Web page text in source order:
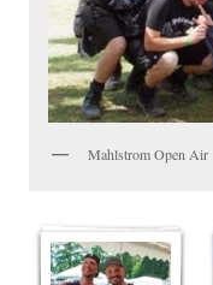
Mahlstrom Open Air